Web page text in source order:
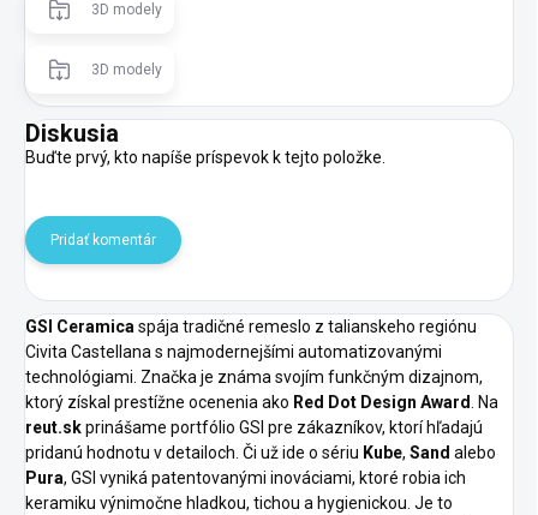
3D modely
3D modely
Diskusia
Buďte prvý, kto napíše príspevok k tejto položke.
Pridať komentár
GSI Ceramicaspája tradičné remeslo z talianskeho regiónu
Civita Castellana s najmodernejšími automatizovanými
technológiami. Značka je známa svojím funkčným dizajnom,
ktorý získal prestížne ocenenia ako Red Dot Design Award. Na
reut.skprinášame portfólio GSI pre zákazníkov, ktorí hľadajú
pridanú hodnotu v detailoch. Či už ide o sériu Kube, Sand alebo
Pura, GSI vyniká patentovanými inováciami, ktoré robia ich
keramiku výnimočne hladkou, tichou a hygienickou. Je to